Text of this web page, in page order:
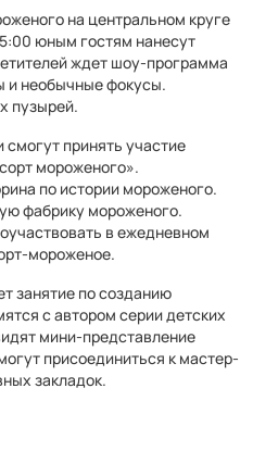
на центральном круге
юным гостям нанесут
ждет шоу-программа
и необычные фокусы.
пузырей.
смогут принять участие
мороженого».
по истории мороженого.
фабрику мороженого.
в ежедневном
мороженое.
занятие по созданию
с автором серии детских
мини-представление
присоединиться к мастер-
закладок.